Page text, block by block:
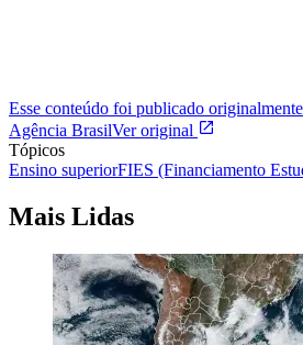
Esse conteúdo foi publicado
Agência BrasilVer original
Tópicos
Ensino superiorFIES (Financiamento
Mais Lidas